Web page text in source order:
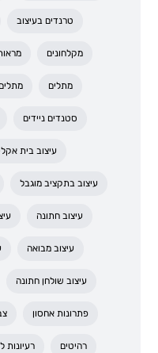
טרנדים בעיצוב
מקלחונים
מתלים
סטנדים ניידים
עיצוב בית
עיצוב בתקציב מוגבל
עיצוב חתונה
עיצוב מבואה
עיצוב שולחן חתונה
פתרונות אחסון
רהיטים רעיונות